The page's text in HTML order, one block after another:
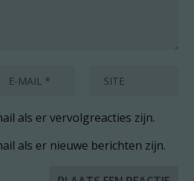
als er vervolgreacties zijn.
als er nieuwe berichten zijn.